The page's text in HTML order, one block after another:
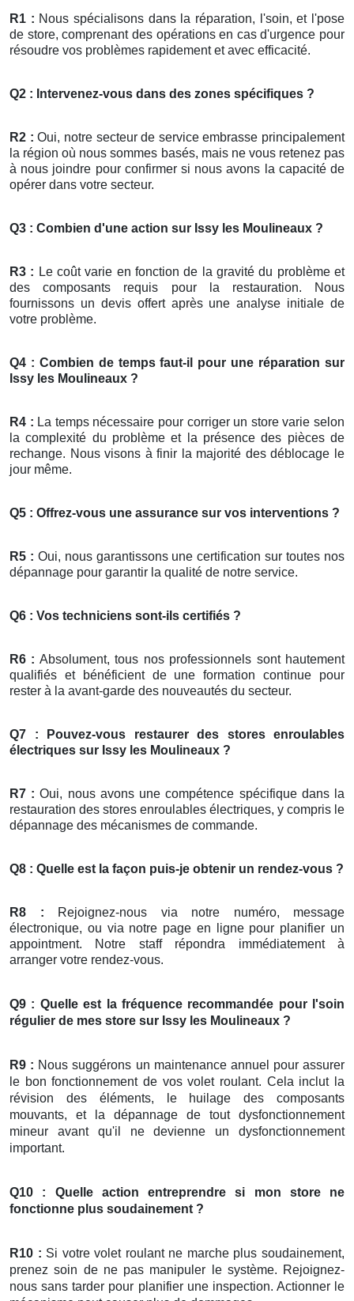
R1 : Nous spécialisons dans la réparation, l'soin, et l'pose
de store, comprenant des opérations en cas d'urgence pour
résoudre vos problèmes rapidement et avec efficacité.
Q2 : Intervenez-vous dans des zones spécifiques ?
R2 : Oui, notre secteur de service embrasse principalement
la région où nous sommes basés, mais ne vous retenez pas
à nous joindre pour confirmer si nous avons la capacité de
opérer dans votre secteur.
Q3 : Combien d'une action sur Issy les Moulineaux ?
R3 : Le coût varie en fonction de la gravité du problème et
des composants requis pour la restauration. Nous
fournissons un devis offert après une analyse initiale de
votre problème.
Q4 : Combien de temps faut-il pour une réparation sur
Issy les Moulineaux ?
R4 : La temps nécessaire pour corriger un store varie selon
la complexité du problème et la présence des pièces de
rechange. Nous visons à finir la majorité des déblocage le
jour même.
Q5 : Offrez-vous une assurance sur vos interventions ?
R5 : Oui, nous garantissons une certification sur toutes nos
dépannage pour garantir la qualité de notre service.
Q6 : Vos techniciens sont-ils certifiés ?
R6 : Absolument, tous nos professionnels sont hautement
qualifiés et bénéficient de une formation continue pour
rester à la avant-garde des nouveautés du secteur.
Q7 : Pouvez-vous restaurer des stores enroulables
électriques sur Issy les Moulineaux ?
R7 : Oui, nous avons une compétence spécifique dans la
restauration des stores enroulables électriques, y compris le
dépannage des mécanismes de commande.
Q8 : Quelle est la façon puis-je obtenir un rendez-vous ?
R8 : Rejoignez-nous via notre numéro, message
électronique, ou via notre page en ligne pour planifier un
appointment. Notre staff répondra immédiatement à
arranger votre rendez-vous.
Q9 : Quelle est la fréquence recommandée pour l'soin
régulier de mes store sur Issy les Moulineaux ?
R9 : Nous suggérons un maintenance annuel pour assurer
le bon fonctionnement de vos volet roulant. Cela inclut la
révision des éléments, le huilage des composants
mouvants, et la dépannage de tout dysfonctionnement
mineur avant qu'il ne devienne un dysfonctionnement
important.
Q10 : Quelle action entreprendre si mon storene
fonctionne plus soudainement ?
R10 : Si votre volet roulant ne marche plus soudainement,
prenez soin de ne pas manipuler le système. Rejoignez-
nous sans tarder pour planifier une inspection. Actionner le